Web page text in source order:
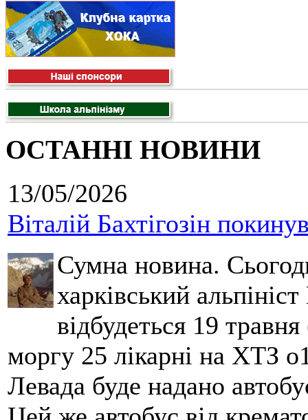
ОСТАННІ НОВИНИ
13/05/2026
Віталій Бахтігозін
Сумна новина.
харківський
відбудеться 19
моргу 25 лікарні на ХТЗ
Левада буде надано